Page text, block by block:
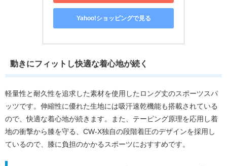
Yahoo!ショッピングで見る
動きにフィットし快適な着心地が続く
軽量性と耐久性を追求した素材を使用したロング丈のスポーツスパ
ッツです。伸縮性に優れた生地には吸汗速乾機能も搭載されている
ので、快適な着心地が続きます。また、テーピング原理を応用し着
地の衝撃から膝を守る、CW-X独自の段階着圧のデザインを採用し
ているので、膝に負担のかかるスポーツにおすすめです。